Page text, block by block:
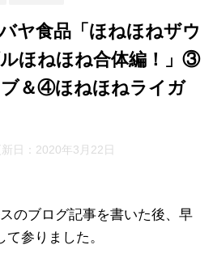
ヤ食品「ほねほねザウ
ほねほね合体編！」③
＆④ほねほねライガ
日： 2020年3月22日
のブログ記事を書いた後、早
参りました。